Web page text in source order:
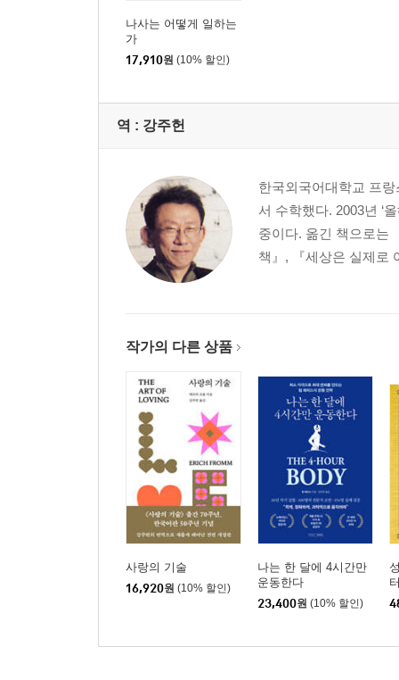
나사는 어떻게 일하는
가
17,910원 (10% 할인)
역 : 강주헌
한국외국어대학교 프
서 수학했다. 2003년 ‘
중이다. 옮긴 책으로는
책』, 『세상은 실제로
작가의 다른 상품
사랑의 기술
16,920원 (10% 할인)
나는 한 달에 4시간만
운동한다
23,400원 (10% 할인)